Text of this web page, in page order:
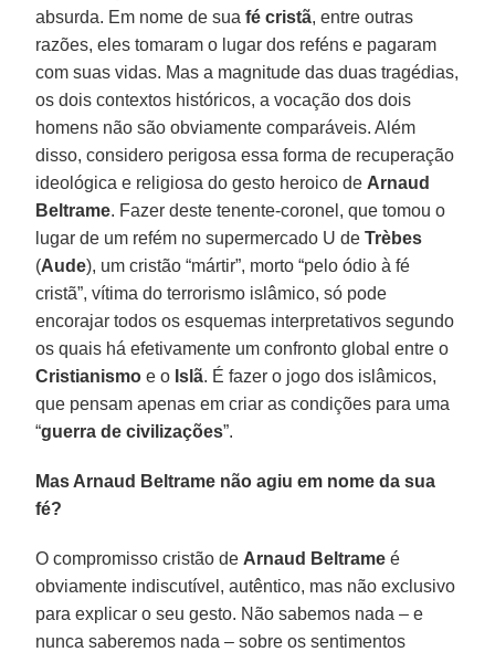
absurda. Em nome de sua fé cristã, entre outras
razões, eles tomaram o lugar dos reféns e pagaram
com suas vidas. Mas a magnitude das duas tragédias,
os dois contextos históricos, a vocação dos dois
homens não são obviamente comparáveis. Além
disso, considero perigosa essa forma de recuperação
ideológica e religiosa do gesto heroico de Arnaud
Beltrame. Fazer deste tenente-coronel, que tomou o
lugar de um refém no supermercado U deTrèbes
(Aude), um cristão “mártir”, morto “pelo ódio à fé
cristã”, vítima do terrorismo islâmico, só pode
encorajar todos os esquemas interpretativos segundo
os quais há efetivamente um confronto global entre o
Cristianismo e o Islã. É fazer o jogo dos islâmicos,
que pensam apenas em criar as condições para uma
“guerra de civilizações”.
Mas Arnaud Beltrame não agiu em nome da sua
fé?
O compromisso cristão de Arnaud Beltrame é
obviamente indiscutível, autêntico, mas não exclusivo
para explicar o seu gesto. Não sabemos nada – e
nunca saberemos nada – sobre os sentimentos